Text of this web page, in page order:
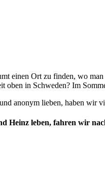
einen Ort zu finden, wo
in Schweden? Im
anonym lieben, haben wir
Heinz leben, fahren wir